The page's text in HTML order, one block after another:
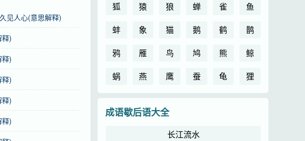
见人心(意思解释)
)
)
)
)
释)
狐 猿 狼 蝉 雀
鱼
蚌
象 猫 鹅 鹤
鹊
鸦
雁 鸟 鸠 熊
鲸
蜗
燕 鹰 蚕 龟 狸
成语歇后语大全
长江流水